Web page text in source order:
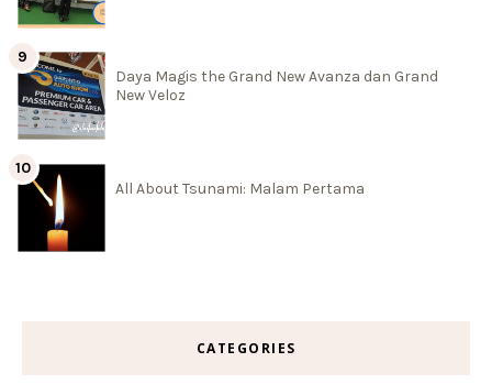
Daya Magis the Grand New Avanza dan Grand
New Veloz
All About Tsunami: Malam Pertama
CATEGORIES